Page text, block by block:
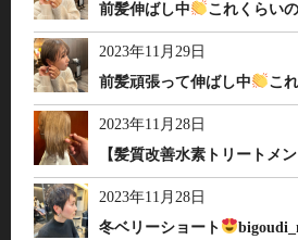
前髪伸ばし中
これくらい
2023年11月29日
前髪頑張って伸ばし中
こ
2023年11月28日
【髪質改善水素トリートメ
2023年11月28日
冬ベリーショート